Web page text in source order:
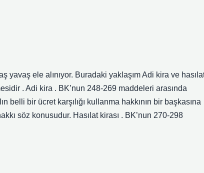
yavaş ele alınıyor. Buradaki yaklaşım Adi kira ve
. Adi kira . BK’nun 248-269 maddeleri arasında
belli bir ücret karşılığı kullanma hakkının bir başkasına
söz konusudur. Hasılat kirası . BK’nun 270-298